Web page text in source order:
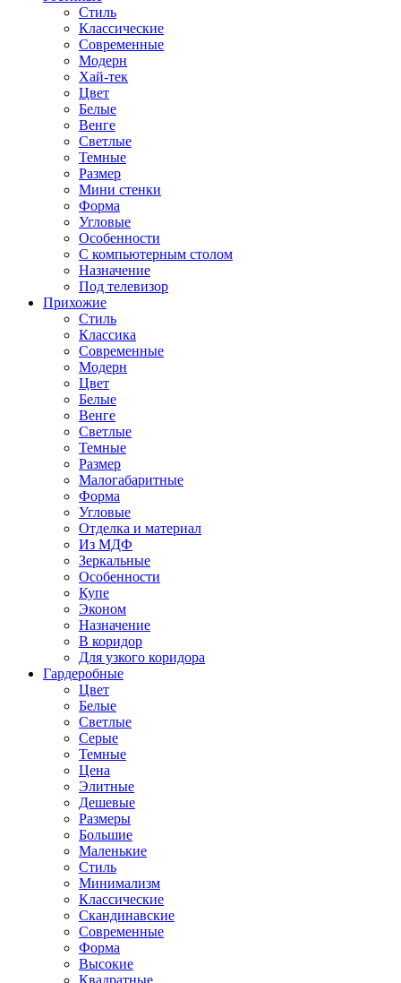
Стиль
Классические
Современные
Модерн
Хай-тек
Цвет
Белые
Венге
Светлые
Темные
Размер
Мини стенки
Форма
Угловые
Особенности
С компьютерным столом
Назначение
Под телевизор
Прихожие
Стиль
Классика
Современные
Модерн
Цвет
Белые
Венге
Светлые
Темные
Размер
Малогабаритные
Форма
Угловые
Отделка и материал
Из МДФ
Зеркальные
Особенности
Купе
Эконом
Назначение
В коридор
Для узкого коридора
Гардеробные
Цвет
Белые
Светлые
Серые
Темные
Цена
Элитные
Дешевые
Размеры
Большие
Маленькие
Стиль
Минимализм
Классические
Скандинавские
Современные
Форма
Высокие
Квадратные